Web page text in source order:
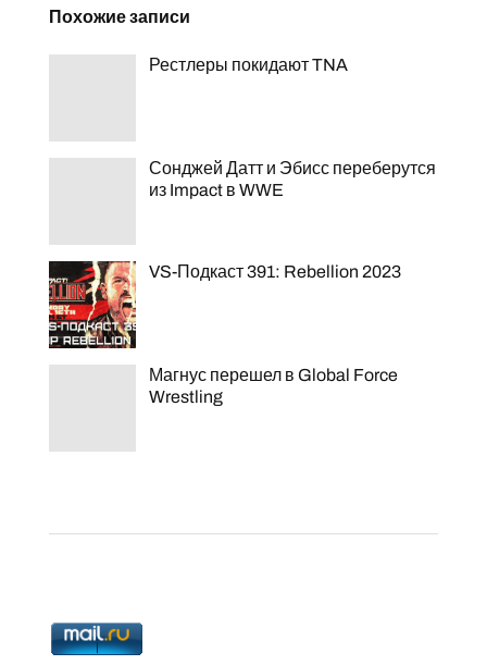
Похожие записи
Рестлеры покидают TNA
Сонджей Датт и Эбисс переберутся
из Impact в WWE
VS-Подкаст 391: Rebellion 2023
Магнус перешел в Global Force
Wrestling